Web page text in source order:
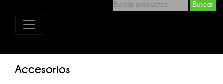
Buscar
Accesorios